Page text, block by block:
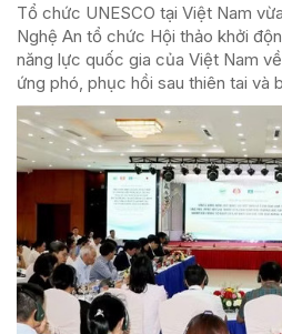
Tổ chức UNESCO tại Việt Nam
Nghệ An tổ chức Hội thảo khởi
năng lực quốc gia của Việt Nam
ứng phó, phục hồi sau thiên tai và